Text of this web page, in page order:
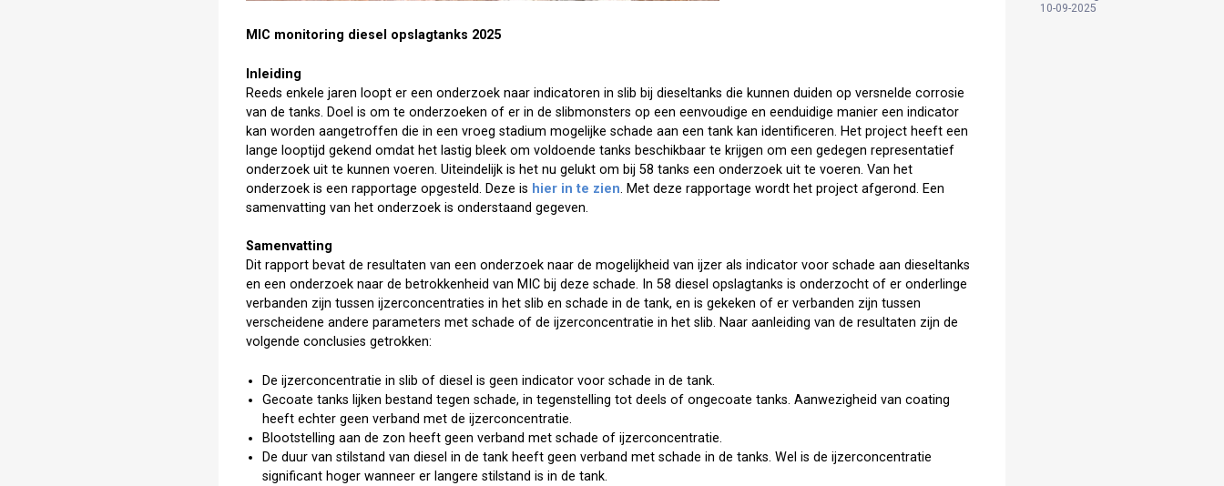
MIC monitoring diesel opslagtanks 2025
Inleiding
Reeds enkele jaren loopt er een onderzoek naar indicatoren in slib bij dieseltanks die kunnen duiden op versnelde corrosie
van de tanks. Doel is om te onderzoeken of er in de slibmonsters op een eenvoudige en eenduidige manier een indicator
kan worden aangetroffen die in een vroeg stadium mogelijke schade aan een tank kan identificeren. Het project heeft een
lange looptijd gekend omdat het lastig bleek om voldoende tanks beschikbaar te krijgen om een gedegen representatief
onderzoek uit te kunnen voeren. Uiteindelijk is het nu gelukt om bij 58 tanks een onderzoek uit te voeren. Van het
onderzoek is een rapportage opgesteld. Deze is hier in te zien. Met deze rapportage wordt het project afgerond. Een
samenvatting van het onderzoek is onderstaand gegeven.
Samenvatting
Dit rapport bevat de resultaten van een onderzoek naar de mogelijkheid van ijzer als indicator voor schade aan dieseltanks
en een onderzoek naar de betrokkenheid van MIC bij deze schade. In 58 diesel opslagtanks is onderzocht of er onderlinge
verbanden zijn tussen ijzerconcentraties in het slib en schade in de tank, en is gekeken of er verbanden zijn tussen
verscheidene andere parameters met schade of de ijzerconcentratie in het slib. Naar aanleiding van de resultaten zijn de
volgende conclusies getrokken:
De ijzerconcentratie in slib of diesel is geen indicator voor schade in de tank.
Gecoate tanks lijken bestand tegen schade, in tegenstelling tot deels of ongecoate tanks. Aanwezigheid van coating
heeft echter geen verband met de ijzerconcentratie.
Blootstelling aan de zon heeft geen verband met schade of ijzerconcentratie.
De duur van stilstand van diesel in de tank heeft geen verband met schade in de tanks. Wel is de ijzerconcentratie
significant hoger wanneer er langere stilstand is in de tank.
10-09-2025